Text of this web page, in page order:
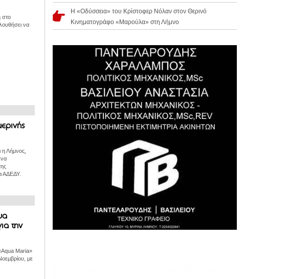
στο
να
η Λήμνος,
ΑΔΕΔΥ.
την
Maria»
με
Η «Οδύσσεια» του Κρίστοφερ Νόλαν στον Θερινό
Κινηματογράφο «Μαρούλα» στη Λήμνο